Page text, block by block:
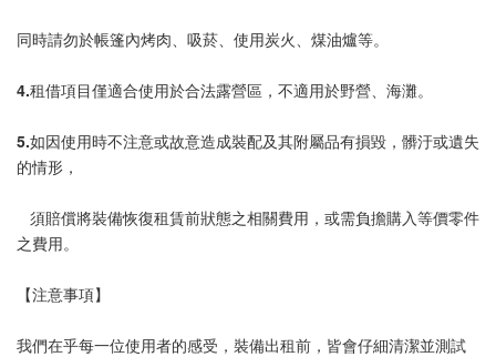
同時請勿於帳篷內烤肉、吸菸、使用炭火、煤油爐等。
4.租借項目僅適合使用於合法露營區，不適用於野營、海灘。
5.如因使用時不注意或故意造成裝配及其附屬品有損毀，髒汙或遺失
的情形，
須賠償將裝備恢復租賃前狀態之相關費用，或需負擔購入等價零件
之費用。
【注意事項】
我們在乎每一位使用者的感受，裝備出租前，皆會仔細清潔並測試